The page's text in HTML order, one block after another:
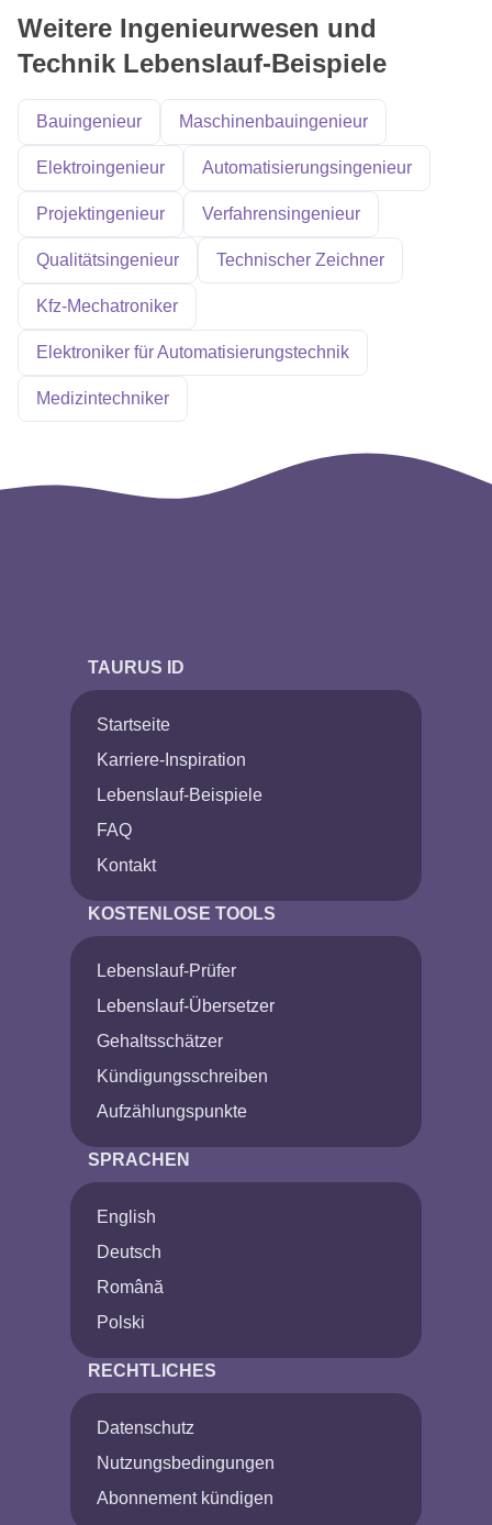
Weitere Ingenieurwesen und
Technik Lebenslauf-Beispiele
Bauingenieur Maschinenbauingenieur
Elektroingenieur Automatisierungsingenieur
Projektingenieur Verfahrensingenieur
Qualitätsingenieur Technischer Zeichner
Kfz-Mechatroniker
Elektroniker für Automatisierungstechnik
Medizintechniker
TAURUS ID
Startseite
Karriere-Inspiration
Lebenslauf-Beispiele
FAQ
Kontakt
KOSTENLOSE TOOLS
Lebenslauf-Prüfer
Lebenslauf-Übersetzer
Gehaltsschätzer
Kündigungsschreiben
Aufzählungspunkte
SPRACHEN
English
Deutsch
Română
Polski
RECHTLICHES
Datenschutz
Nutzungsbedingungen
Abonnement kündigen